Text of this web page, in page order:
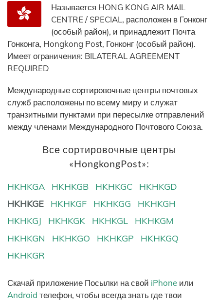
Называется HONG KONG AIR MAIL
CENTRE / SPECIAL, расположен в Гонконг
(особый район), и принадлежит Почта
Гонконга, Hongkong Post, Гонконг (особый район).
Имеет ограничения: BILATERAL AGREEMENT
REQUIRED
Международные сортировочные центры почтовых
служб расположены по всему миру и служат
транзитными пунктами при пересылке отправлений
между членами Международного Почтового Союза.
Все сортировочные центры
«HongkongPost»:
HKHKGA HKHKGB HKHKGC
HKHKGD
HKHKGE
HKHKGF HKHKGG
HKHKGH
HKHKGJ
HKHKGK HKHKGL
HKHKGM
HKHKGN
HKHKGO HKHKGP
HKHKGQ
HKHKGR
Скачай приложение Посылки на свой iPhone или
Android телефон, чтобы всегда знать где твои